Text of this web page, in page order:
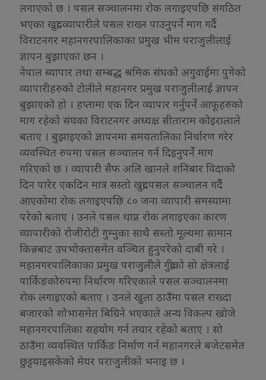
लगाएको छ । पसल सञ्चालनमा रोक लगाइएपछि संगठित
भएका खुद्रा व्यापारीले पसल राख्न पाउनुपर्ने माग गर्दै
विराटनगर महानगरपालिकाका प्रमुख भीम पराजुलीलाई
ज्ञापन बुझाएका छन ।
नेपाल ब्यापार तथा सम्बद्ध श्रमिक संघको अगुवाईमा पुगेको
व्यापारीहरुको टोलीले महानगर प्रमुख पराजुलीलाई ज्ञापन
बुझाएको हो । हप्तामा एक दिन व्यापार गर्नुपर्ने आफूहरुको
माग रहेको संघका विराटनगर अध्यक्ष सीताराम कोइरालाले
बताए । बुझाइएको ज्ञापनमा समयतालिका निर्धारण गरेर
व्यवस्थित रुपमा पसल सञ्चालन गर्न दिइनुपर्ने माग
गरिएको छ । व्यापारी सैफ अलि खानले शनिबार विदाको
दिन पारेर एकदिन मात्र सस्तो खुद्रा पसल सञ्चालन गर्दै
आएकोमा रोक लगाइएपछि ८० जना व्यापारी समस्यामा
परेको बताए । उनले पसल थाप्न रोक लगाइएका कारण
व्यापारीको रोजीरोटी गुम्नुका साथै सस्तो मूल्यमा सामान
किन्नबाट उपभोक्तासमेत वञ्चित हुनुपरेको दाबी गरे ।
महानगरपालिकाका प्रमुख पराजुलीले गुद्रीको सो क्षेत्रलाई
पार्किङकोरुपमा निर्धारण गरिएकाले पसल सञ्चालनमा
रोक लगाइएको बताए । उनले खुला ठाउँमा पसल राख्दा
बजारको शोभासमेत बिग्रिने भएकाले अन्य विकल्प खोजे
महानगरपालिका सहयोग गर्न तयार रहेको बताए । सो
ठाउँमा व्यवस्थित पार्किङ निर्माण गर्न महानगरले बजेटसमेत
छुट्टयाइसकेको मेयर पराजुलीको भनाइ छ ।